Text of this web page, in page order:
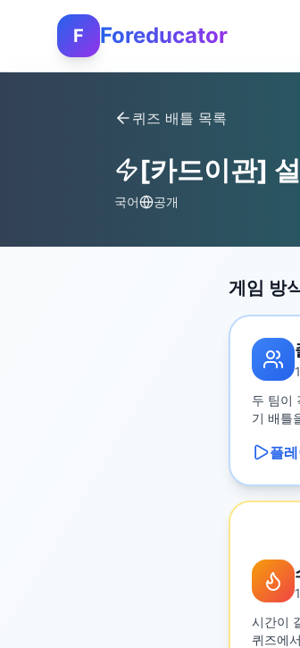
F Foreducator
퀴즈 배틀 목록
[카드이관]
국어 공개
게임 방
두 팀이
기 배틀
플
시간이
퀴즈에